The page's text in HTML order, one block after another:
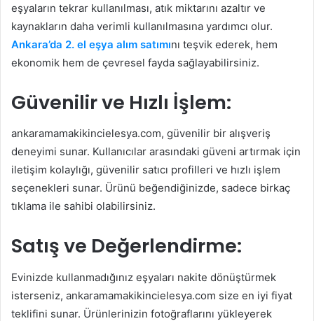
eşyaların tekrar kullanılması, atık miktarını azaltır ve
kaynakların daha verimli kullanılmasına yardımcı olur.
Ankara’da 2. el eşya alım satımını teşvik ederek, hem
ekonomik hem de çevresel fayda sağlayabilirsiniz.
Güvenilir ve Hızlı İşlem:
ankaramamakikincielesya.com, güvenilir bir alışveriş
deneyimi sunar. Kullanıcılar arasındaki güveni artırmak için
iletişim kolaylığı, güvenilir satıcı profilleri ve hızlı işlem
seçenekleri sunar. Ürünü beğendiğinizde, sadece birkaç
tıklama ile sahibi olabilirsiniz.
Satış ve Değerlendirme:
Evinizde kullanmadığınız eşyaları nakite dönüştürmek
isterseniz, ankaramamakikincielesya.com size en iyi fiyat
teklifini sunar. Ürünlerinizin fotoğraflarını yükleyerek